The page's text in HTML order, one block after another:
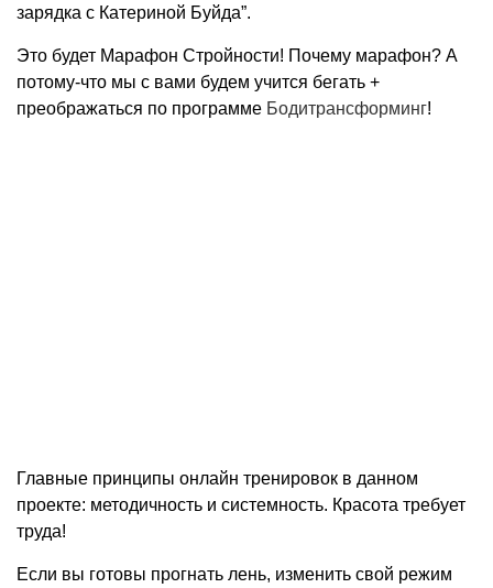
зарядка с Катериной Буйда”.
Это будет Марафон Стройности! Почему марафон? А
потому-что мы с вами будем учится бегать +
преображаться по программе Бодитрансформинг!
Главные принципы онлайн тренировок в данном
проекте: методичность и системность. Красота требует
труда!
Если вы готовы прогнать лень, изменить свой режим